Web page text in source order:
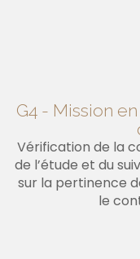
G4 - Mission
Vérification de la
de l’étude et du
sur la pertinence
le